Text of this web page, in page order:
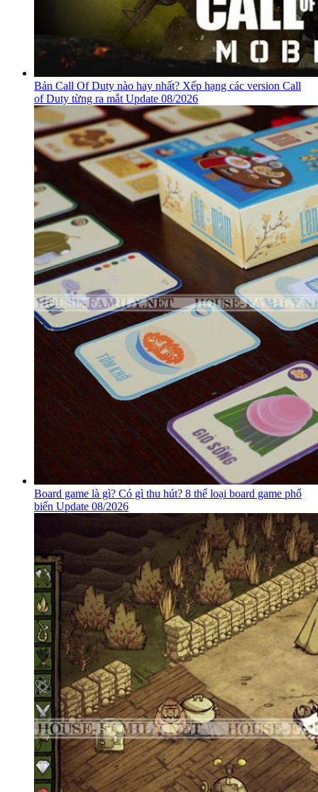
Bản Call Of Duty nào hay nhất? Xếp hạng các version Call
of Duty từng ra mắt Update 08/2026
Board game là gì? Có gì thu hút? 8 thể loại board game phổ
biến Update 08/2026